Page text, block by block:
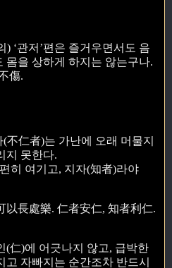
‘관저’편은 즐거우면서도 음
몸을 상하게 하지는 않는구나.
傷.
不仁者)는 가난에 오래 머물지
지 못한다.
히 여기고, 지자(知者)라야
以長處樂. 仁者安仁, 知者利仁.
(仁)에 어긋나지 않고, 급박한
자빠지는 순간조차 반드시